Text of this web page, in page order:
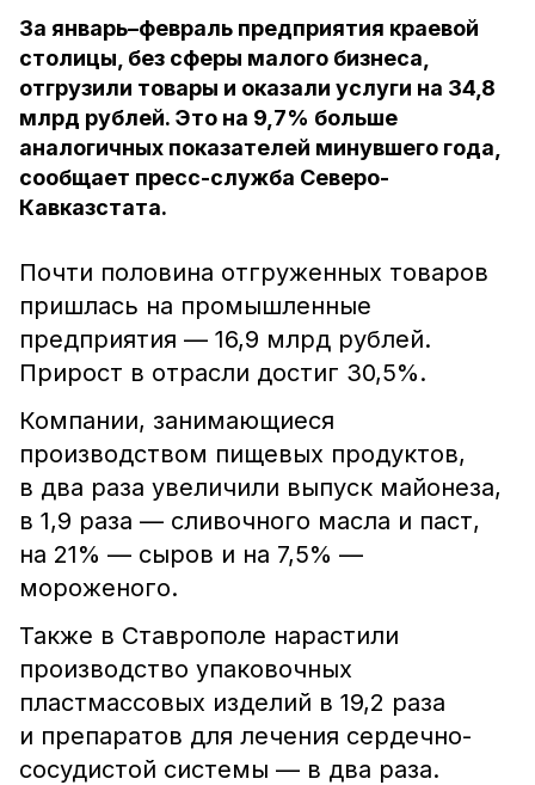
За январь–февраль предприятия краевой
столицы, без сферы малого бизнеса,
отгрузили товары и оказали услуги на 34,8
млрд рублей. Это на 9,7% больше
аналогичных показателей минувшего года,
сообщает пресс-служба Северо-
Кавказстата.
Почти половина отгруженных товаров
пришлась на промышленные
предприятия — 16,9 млрд рублей.
Прирост в отрасли достиг 30,5%.
Компании, занимающиеся
производством пищевых продуктов,
в два раза увеличили выпуск майонеза,
в 1,9 раза — сливочного масла и паст,
на 21% — сыров и на 7,5% —
мороженого.
Также в Ставрополе нарастили
производство упаковочных
пластмассовых изделий в 19,2 раза
и препаратов для лечения сердечно-
сосудистой системы — в два раза.